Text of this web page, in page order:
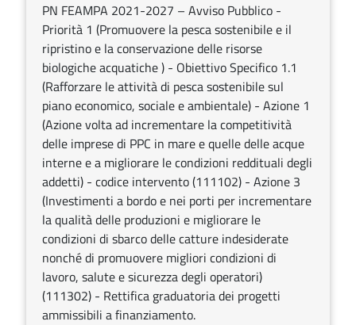
PN FEAMPA 2021-2027 – Avviso Pubblico -
Priorità 1 (Promuovere la pesca sostenibile e il
ripristino e la conservazione delle risorse
biologiche acquatiche ) - Obiettivo Specifico 1.1
(Rafforzare le attività di pesca sostenibile sul
piano economico, sociale e ambientale) - Azione 1
(Azione volta ad incrementare la competitività
delle imprese di PPC in mare e quelle delle acque
interne e a migliorare le condizioni reddituali degli
addetti) - codice intervento (111102) - Azione 3
(Investimenti a bordo e nei porti per incrementare
la qualità delle produzioni e migliorare le
condizioni di sbarco delle catture indesiderate
nonché di promuovere migliori condizioni di
lavoro, salute e sicurezza degli operatori)
(111302) - Rettifica graduatoria dei progetti
ammissibili a finanziamento.